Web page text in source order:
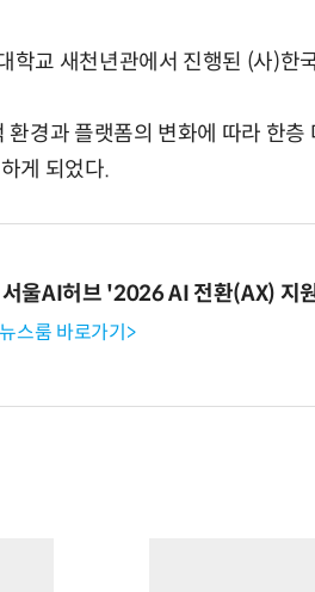
학교 새천년관에서 진행된 (사)한
경과 플랫폼의 변화에 따라 한층
게 되었다.
서울AI허브 '2026 AI 전환(AX) 지
스룸 바로가기>